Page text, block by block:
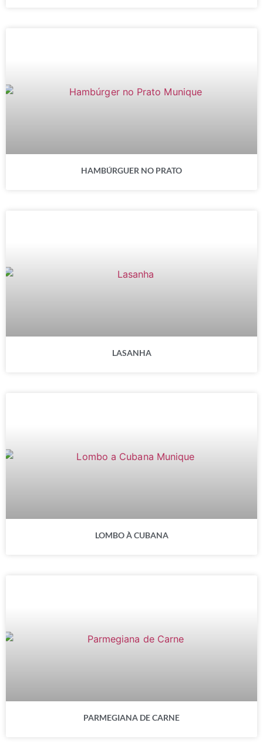
HAMBÚRGUER NO PRATO
LASANHA
LOMBO À CUBANA
PARMEGIANA DE CARNE